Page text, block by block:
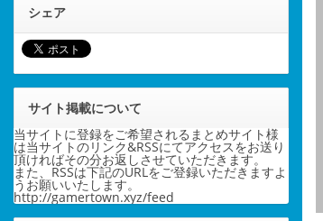
シェア
サイト掲載について
当サイトに登録をご希望されるまとめサイト様
は当サイトのリンク&RSSにてアクセスをお送り
頂ければその分お返しさせていただきます。
また、RSSは下記のURLをご登録いただきますよ
うお願いいたします。
http://gamertown.xyz/feed